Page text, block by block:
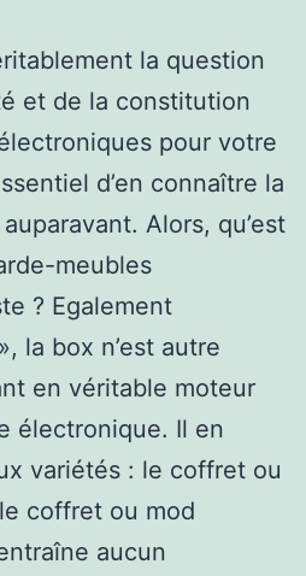
la question
et de la constitution
pour votre
d’en connaître la
Alors, qu’est
meubles
? Egalement
la box n’est autre
en véritable moteur
électronique. Il en
variétés : le coffret ou
coffret ou mod
aucun